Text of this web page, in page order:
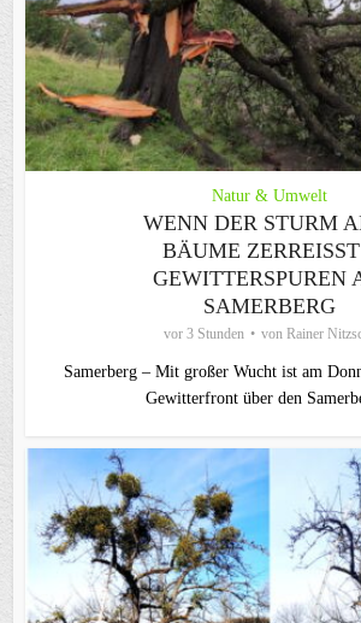
Natur & Umwelt
WENN DER STURM
BÄUME ZERREISST –
EWITTERSPUREN
AMERBERG
vor 3 Stunden von Rainer
Samerberg – Mit großer Wucht ist am
Gewitterfront über den